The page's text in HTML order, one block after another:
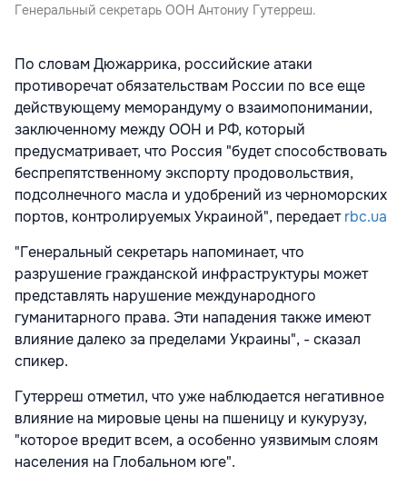
Генеральный секретарь ООН Антониу Гутерреш.
По словам Дюжаррика, российские атаки
противоречат обязательствам России по все еще
действующему меморандуму о взаимопонимании,
заключенному между ООН и РФ, который
предусматривает, что Россия "будет способствовать
беспрепятственному экспорту продовольствия,
подсолнечного масла и удобрений из черноморских
портов, контролируемых Украиной", передаетrbc.ua
"Генеральный секретарь напоминает, что
разрушение гражданской инфраструктуры может
представлять нарушение международного
гуманитарного права. Эти нападения также имеют
влияние далеко за пределами Украины", - сказал
спикер.
Гутерреш отметил, что уже наблюдается негативное
влияние на мировые цены на пшеницу и кукурузу,
"которое вредит всем, а особенно уязвимым слоям
населения на Глобальном юге".